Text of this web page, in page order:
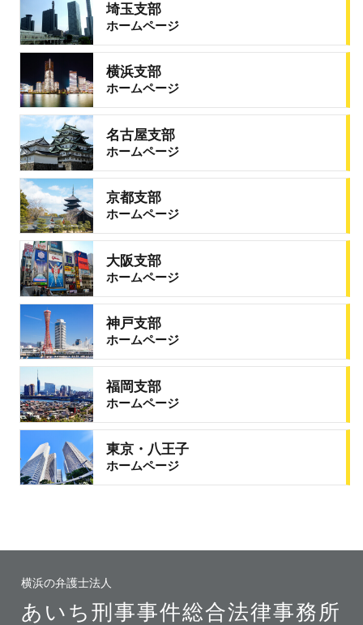
埼玉支部
ホームページ
横浜支部
ホームページ
名古屋支部
ホームページ
京都支部
ホームページ
大阪支部
ホームページ
神戸支部
ホームページ
福岡支部
ホームページ
東京・八王子
ホームページ
横浜の弁護士法人
あいち刑事事件総合法律事務所